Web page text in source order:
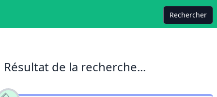
Rechercher
Résultat de la recherche...